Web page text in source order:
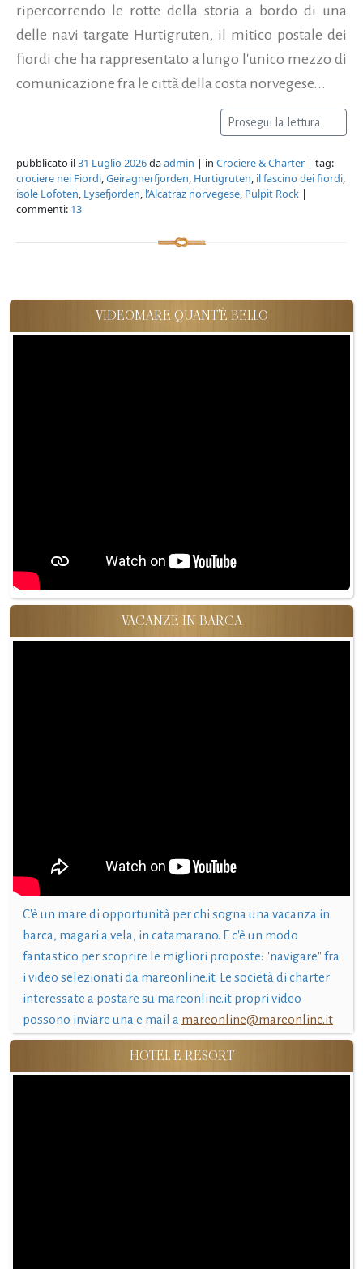
ripercorrendo le rotte della storia a bordo di una
delle navi targate Hurtigruten, il mitico postale dei
fiordi che ha rappresentato a lungo l'unico mezzo di
comunicazione fra le città della costa norvegese...
Prosegui la lettura
pubblicato il31 Luglio 2026daadmin | in Crociere & Charter | tag:
crociere nei Fiordi,Geiragnerfjorden, Hurtigruten, il fascino dei fiordi,
isole Lofoten, Lysefjorden, l’Alcatraz norvegese, Pulpit Rock |
commenti: 13
VIDEOMARE QUANT'È BELLO
VACANZE IN BARCA
C'è un mare di opportunità per chi sogna una vacanza in
barca, magari a vela, in catamarano. E c'è un modo
fantastico per scoprire le migliori proposte: "navigare" fra
i video selezionati da mareonline.it. Le società di charter
interessate a postare su mareonline.it propri video
possono inviare una e mail a mareonline@mareonline.it
HOTEL E RESORT